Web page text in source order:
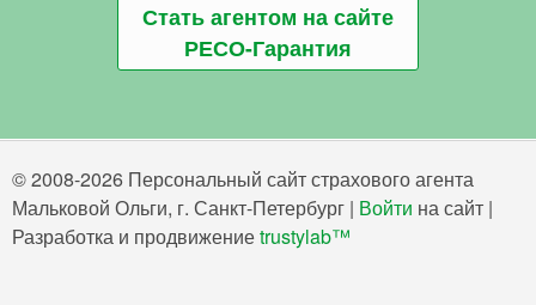
Стать агентом на сайте
РЕСО-Гарантия
© 2008-2026 Персональный сайт страхового агента
Мальковой Ольги, г. Санкт-Петербург | Войти на сайт |
Разработка и продвижениеtrustylab™